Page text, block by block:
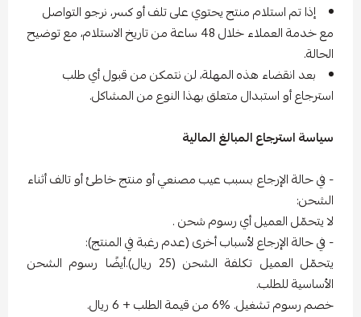
إذا تم استلام منتج يحتوي على تلف أو كسر، نرجو التواصل
مع خدمة العملاء خلال 48 ساعة من تاريخ الاستلام، مع توضيح
الحالة.
بعد انقضاء هذه المهلة، لن نتمكن من قبول أي طلب
استرجاع أو استبدال متعلق بهذا النوع من المشاكل.
سياسة استرجاع المبالغ المالية
- في حالة الإرجاع بسبب عيب مصنعي أو منتج خاطئ أو تالف أثناء
الشحن:
لا يتحمّل العميل أي رسوم شحن .
- في حالة الإرجاع لأسباب أخرى (عدم رغبة في المنتج):
يتحمّل العميل تكلفة الشحن (25 ريال).أيضًا رسوم الشحن
الأساسية للطلب.
خصم رسوم تشغيل. %6 من قيمة الطلب + 6 ريال.